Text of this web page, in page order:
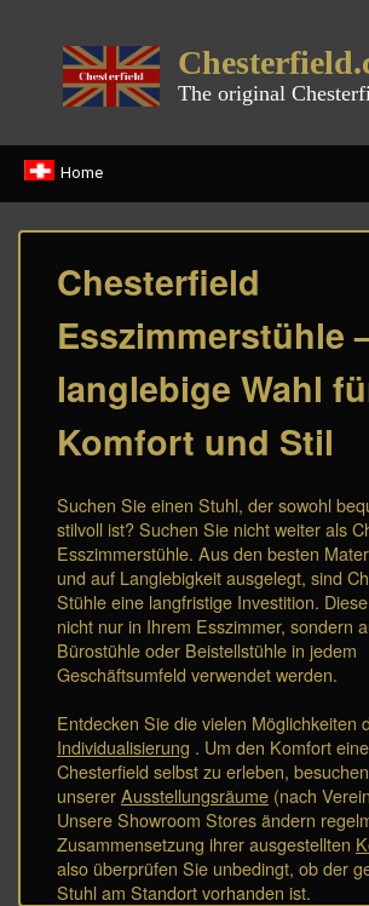
The original
Home
Chesterfield
Esszimmerstühle
langlebige Wahl
Komfort und Stil
Suchen Sie einen Stuhl, der sowohl
stilvoll ist? Suchen Sie nicht weiter als
Esszimmerstühle. Aus den besten
und auf Langlebigkeit ausgelegt, sind
Stühle eine langfristige Investition.
nicht nur in Ihrem Esszimmer, sondern
Bürostühle oder Beistellstühle in jedem
Geschäftsumfeld verwendet werden.
Entdecken Sie die vielen Möglichkeiten
Individualisierung . Um den Komfort
Chesterfield selbst zu erleben,
unserer Ausstellungsräume (nach
Unsere Showroom Stores ändern
Zusammensetzung ihrer ausgestellten
also überprüfen Sie unbedingt, ob der
Stuhl am Standort vorhanden ist.